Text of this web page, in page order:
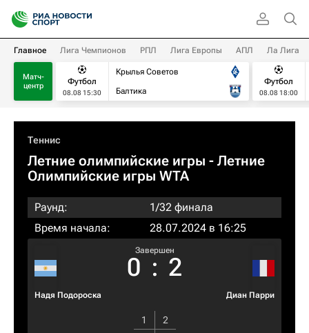
Главное Лига Чемпионов РПЛ Лига Европы АПЛ Ла Лига
Матч-
центр
Футбол
08.08 15:30
Крылья Советов
Балтика
Футбол
08.08 18:00
Теннис
Летние олимпийские игры - Летние
Олимпийские игры WTA
Раунд:
1/32 финала
Время начала:
28.07.2024 в 16:25
Надя Подороска
Завершен
0 : 2
Диан Парри
1
2